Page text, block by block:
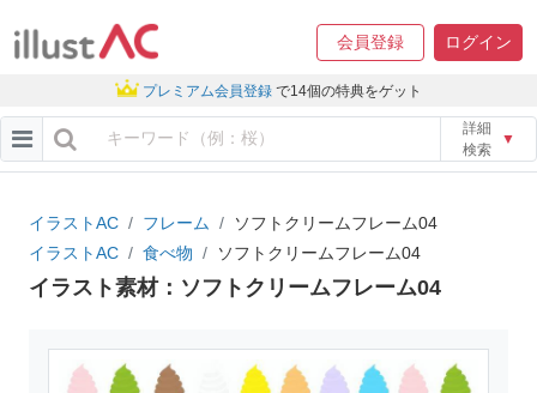
会員登録 ログイン
プレミアム会員登録 で14個の特典をゲット
詳細
検索
▼
イラストAC フレーム
ソフトクリームフレーム04
イラストAC
食べ物 ソフトクリームフレーム04
イラスト素材：ソフトクリームフレーム04